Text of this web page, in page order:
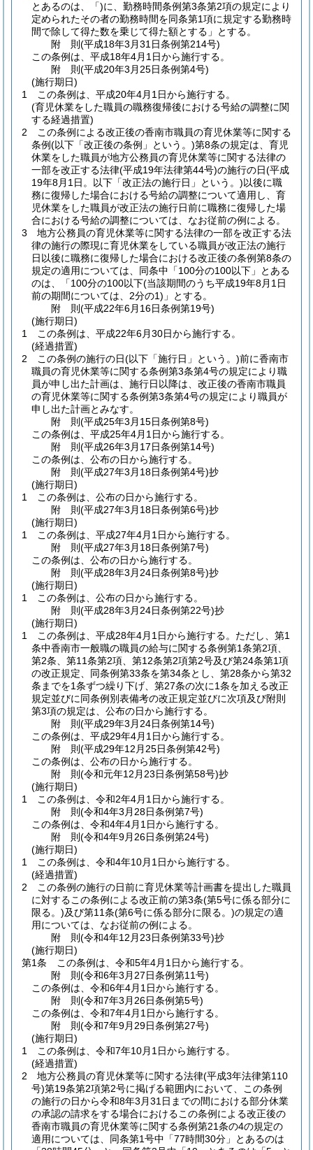
とあるのは、「)に、勤務時間条例第3条第2項の規定により
定められたその者の勤務時間を同条第1項に規定する勤務時
間で除して得た数を乗じて得た額とする」とする。
附 則(平成18年3月31日条例第214号)
この条例は、平成18年4月1日から施行する。
附 則(平成20年3月25日条例第4号)
(施行期日)
1
この条例は、平成20年4月1日から施行する。
(育児休業をした職員の職務復帰後における号給の調整に関
する経過措置)
2
この条例による改正後の香南市職員の育児休業等に関する
条例(以下「改正後の条例」という。)第8条の規定は、育児
休業をした職員が地方公務員の育児休業等に関する法律の
一部を改正する法律(平成19年法律第44号)の施行の日(平成
19年8月1日。以下「改正法の施行日」という。)以後に職
務に復帰した場合における号給の調整について適用し、育
児休業をした職員が改正法の施行日前に職務に復帰した場
合における号給の調整については、なお従前の例による。
3
地方公務員の育児休業等に関する法律の一部を改正する法
律の施行の際現に育児休業をしている職員が改正法の施行
日以後に職務に復帰した場合における改正後の条例第8条の
規定の適用については、同条中「100分の100以下」とある
のは、「100分の100以下(当該期間のうち平成19年8月1日
前の期間については、2分の1) 」とする。
附 則(平成22年6月16日条例第19号)
(施行期日)
1
この条例は、平成22年6月30日から施行する。
(経過措置)
2
この条例の施行の日(以下「施行日」という。)前に香南市
職員の育児休業等に関する条例第3条第4号の規定により職
員が申し出た計画は、施行日以降は、改正後の香南市職員
の育児休業等に関する条例第3条第4号の規定により職員が
申し出た計画とみなす。
附 則(平成25年3月15日条例第8号)
この条例は、平成25年4月1日から施行する。
附 則(平成26年3月17日条例第14号)
この条例は、公布の日から施行する。
附 則(平成27年3月18日条例第4号)抄
(施行期日)
1
この条例は、公布の日から施行する。
附 則(平成27年3月18日条例第6号)抄
(施行期日)
1
この条例は、平成27年4月1日から施行する。
附 則(平成27年3月18日条例第7号)
この条例は、公布の日から施行する。
附 則(平成28年3月24日条例第8号)抄
(施行期日)
1
この条例は、公布の日から施行する。
附 則(平成28年3月24日条例第22号)抄
(施行期日)
1
この条例は、平成28年4月1日から施行する。 ただし、第1
条中香南市一般職の職員の給与に関する条例第1条第2項、
第2条、第11条第2項、第12条第2項第2号及び第24条第1項
の改正規定、同条例第33条を第34条とし、第28条から第32
条までを1条ずつ繰り下げ、第27条の次に1条を加える改正
規定並びに同条例別表備考の改正規定並びに次項及び附則
第3項の規定は、公布の日から施行する。
附 則(平成29年3月24日条例第14号)
この条例は、平成29年4月1日から施行する。
附 則(平成29年12月25日条例第42号)
この条例は、公布の日から施行する。
附 則(令和元年12月23日条例第58号)抄
(施行期日)
1
この条例は、令和2年4月1日から施行する。
附 則(令和4年3月28日条例第7号)
この条例は、令和4年4月1日から施行する。
附 則(令和4年9月26日条例第24号)
(施行期日)
1
この条例は、令和4年10月1日から施行する。
(経過措置)
2
この条例の施行の日前に育児休業等計画書を提出した職員
に対するこの条例による改正前の第3条(第5号に係る部分に
限る。)及び第11条(第6号に係る部分に限る。)の規定の適
用については、なお従前の例による。
附 則(令和4年12月23日条例第33号)抄
(施行期日)
第1条
この条例は、令和5年4月1日から施行する。
附 則(令和6年3月27日条例第11号)
この条例は、令和6年4月1日から施行する。
附 則(令和7年3月26日条例第5号)
この条例は、令和7年4月1日から施行する。
附 則(令和7年9月29日条例第27号)
(施行期日)
1
この条例は、令和7年10月1日から施行する。
(経過措置)
2
地方公務員の育児休業等に関する法律(平成3年法律第110
号)第19条第2項第2号に掲げる範囲内において、この条例
の施行の日から令和8年3月31日までの間における部分休業
の承認の請求をする場合におけるこの条例による改正後の
香南市職員の育児休業等に関する条例第21条の4の規定の
適用については、同条第1号中「77時間30分」とあるのは